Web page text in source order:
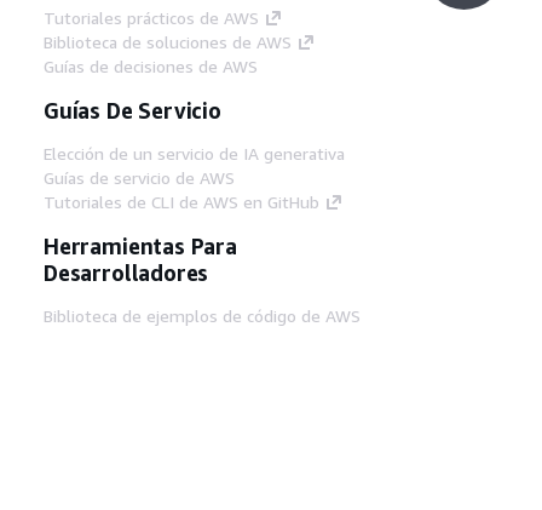
Tutoriales prácticos de AWS
Biblioteca de soluciones de AWS
Guías de decisiones de AWS
Guías De Servicio
Elección de un servicio de IA generativa
Guías de servicio de AWS
Tutoriales de CLI de AWS en GitHub
Herramientas Para
Desarrolladores
Biblioteca de ejemplos de código de AWS